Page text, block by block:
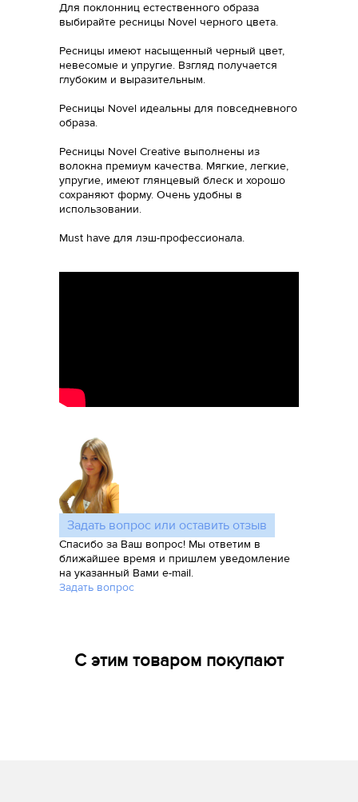
Для поклонниц естественного образа
выбирайте ресницы Novel черного цвета.
Ресницы имеют насыщенный черный цвет,
невесомые и упругие. Взгляд получается
глубоким и выразительным.
Ресницы Novel идеальны для повседневного
образа.
Ресницы Novel Creative выполнены из
волокна премиум качества. Мягкие, легкие,
упругие, имеют глянцевый блеск и хорошо
сохраняют форму. Очень удобны в
использовании.
Must have для лэш-профессионала.
Задать вопрос или оставить отзыв
Спасибо за Ваш вопрос! Мы ответим в
ближайшее время и пришлем уведомление
на указанный Вами e-mail.
Задать вопрос
С этим товаром покупают